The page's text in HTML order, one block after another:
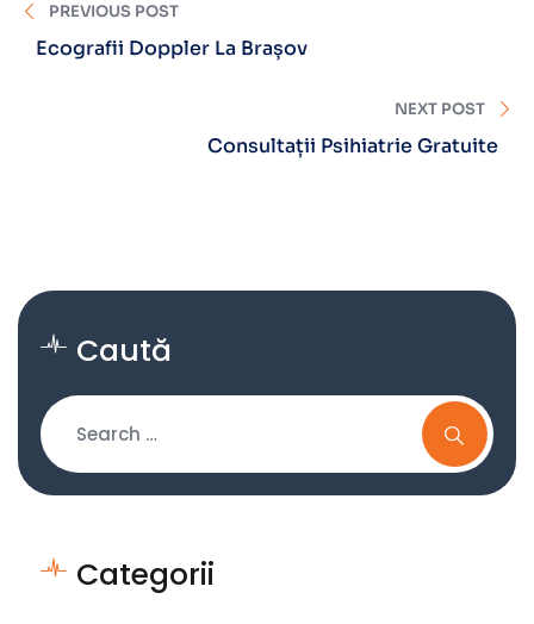
PREVIOUS POST
Ecografii Doppler La Brașov
NEXT POST
Consultații Psihiatrie Gratuite
Caută
Categorii